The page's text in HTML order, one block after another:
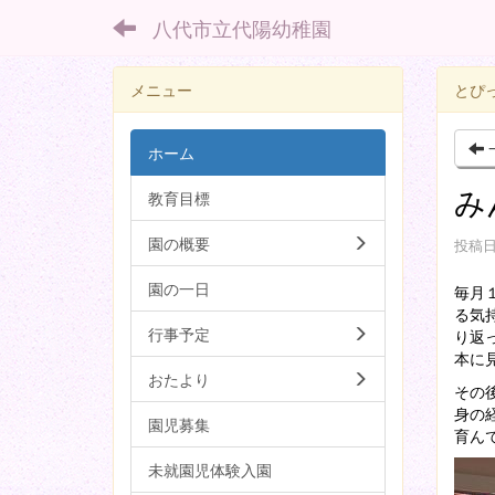
八代市立代陽幼稚園
とぴ
投稿
毎月
る気
り返
本に
その
身の
育ん
メニュー
ホーム
教育目標
園の概要
園の一日
行事予定
おたより
園児募集
未就園児体験入園